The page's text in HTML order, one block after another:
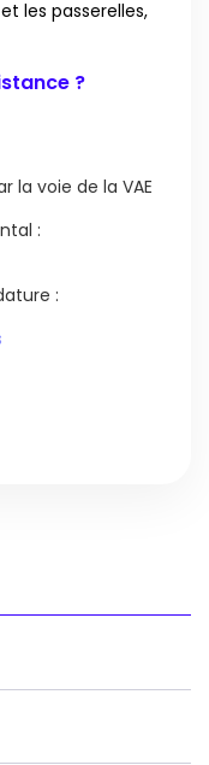
les passerelles,
?
la voie de la VAE
:
: